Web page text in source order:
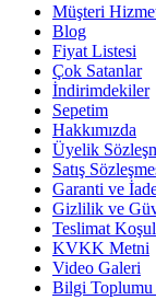
Müşteri
Blog
Fiyat Listesi
Çok Satanlar
İndirimdekiler
Sepetim
Hakkımızda
Üyelik
Satış
Garanti ve
Gizlilik ve
Teslimat
KVKK Metni
Video Galeri
Bilgi Toplumu